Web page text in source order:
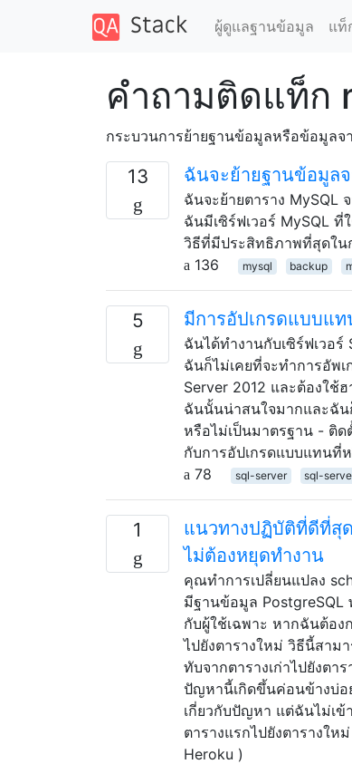
ผู้ดูแลฐานข้อมูล แท็
คำถามติดแท็ก
กระบวนการย้ายฐานข้อมูลหรือข้อมูล
13 ฉันจะย้ายฐานข้อมูลจ
ฉันจะย้ายตาราง MySQL
ฉันมีเซิร์ฟเวอร์ MySQL
วิธีที่มีประสิทธิภาพที่สุดใน
136
mysql backup
5 มีการอัปเกรดแบบแ
ฉันได้ทำงานกับเซิร์ฟเวอร์
ฉันก็ไม่เคยที่จะทำการอัพ
Server 2012 และต้องใช้
ฉันนั้นน่าสนใจมากและฉัน
หรือไม่เป็นมาตรฐาน - ติด
กับการอัปเกรดแบบแทนที่
78
sql-server sql-
1
แนวทางปฏิบัติที่ดีที่สุ
ไม่ต้องหยุดทำงาน
คุณทำการเปลี่ยนแปลง
มีฐานข้อมูล PostgreSQL
กับผู้ใช้เฉพาะ หากฉันต้อง
ไปยังตารางใหม่ วิธีนี้สาม
ทับจากตารางเก่าไปยังตา
ปัญหานี้เกิดขึ้นค่อนข้างบ่
เกี่ยวกับปัญหา แต่ฉันไม่เข้
ตารางแรกไปยังตารางใ
Heroku )